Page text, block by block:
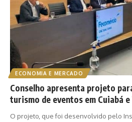
ECONOMIA E MERCADO
Conselho apresenta projeto
turismo de eventos em Cuiabá e
O projeto, que foi desenvolvido pelo